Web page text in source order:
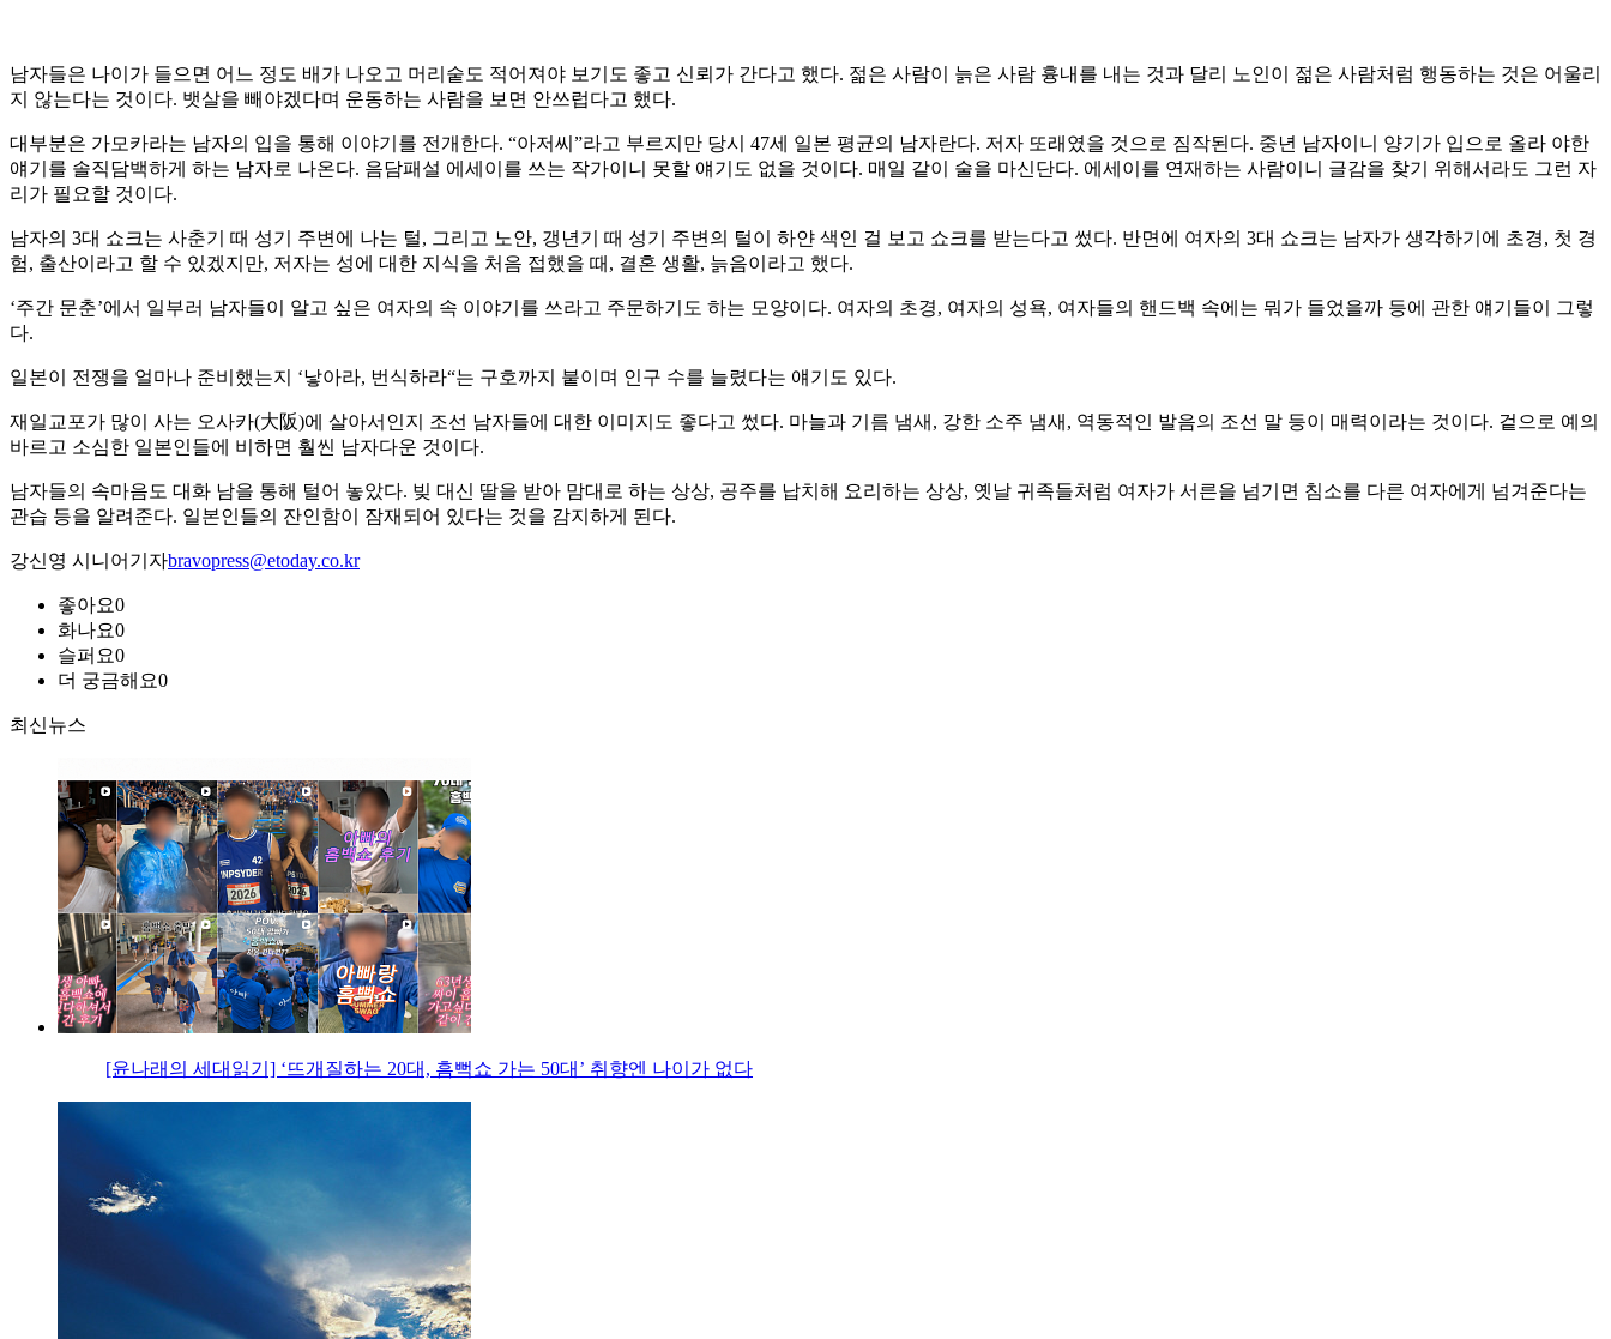
남자들은 나이가 들으면 어느 정도 배가 나오고 머리숱도 적어져야 보기도 좋고 신뢰가 간다고 했다. 젊은 사람이 늙은 사람 흉내를 내는 것과 달리 노인이 젊은 사람처럼 행동하는 것은 어울리
지 않는다는 것이다. 뱃살을 빼야겠다며 운동하는 사람을 보면 안쓰럽다고 했다.
대부분은 가모카라는 남자의 입을 통해 이야기를 전개한다. “아저씨”라고 부르지만 당시 47세 일본 평균의 남자란다. 저자 또래였을 것으로 짐작된다. 중년 남자이니 양기가 입으로 올라 야한
얘기를 솔직담백하게 하는 남자로 나온다. 음담패설 에세이를 쓰는 작가이니 못할 얘기도 없을 것이다. 매일 같이 술을 마신단다. 에세이를 연재하는 사람이니 글감을 찾기 위해서라도 그런 자
리가 필요할 것이다.
남자의 3대 쇼크는 사춘기 때 성기 주변에 나는 털, 그리고 노안, 갱년기 때 성기 주변의 털이 하얀 색인 걸 보고 쇼크를 받는다고 썼다. 반면에 여자의 3대 쇼크는 남자가 생각하기에 초경, 첫 경
험, 출산이라고 할 수 있겠지만, 저자는 성에 대한 지식을 처음 접했을 때, 결혼 생활, 늙음이라고 했다.
‘주간 문춘’에서 일부러 남자들이 알고 싶은 여자의 속 이야기를 쓰라고 주문하기도 하는 모양이다. 여자의 초경, 여자의 성욕, 여자들의 핸드백 속에는 뭐가 들었을까 등에 관한 얘기들이 그렇
다.
일본이 전쟁을 얼마나 준비했는지 ‘낳아라, 번식하라“는 구호까지 붙이며 인구 수를 늘렸다는 얘기도 있다.
재일교포가 많이 사는 오사카(大阪)에 살아서인지 조선 남자들에 대한 이미지도 좋다고 썼다. 마늘과 기름 냄새, 강한 소주 냄새, 역동적인 발음의 조선 말 등이 매력이라는 것이다. 겉으로 예의
바르고 소심한 일본인들에 비하면 훨씬 남자다운 것이다.
남자들의 속마음도 대화 남을 통해 털어 놓았다. 빚 대신 딸을 받아 맘대로 하는 상상, 공주를 납치해 요리하는 상상, 옛날 귀족들처럼 여자가 서른을 넘기면 침소를 다른 여자에게 넘겨준다는
관습 등을 알려준다. 일본인들의 잔인함이 잠재되어 있다는 것을 감지하게 된다.
강신영 시니어기자bravopress@etoday.co.kr
좋아요0
화나요0
슬퍼요0
더 궁금해요0
최신뉴스
[윤나래의 세대읽기] ‘뜨개질하는 20대, 흠뻑쇼 가는 50대’ 취향엔 나이가 없다